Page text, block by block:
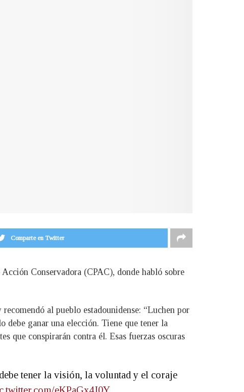
Comparte en Twitter
Conservadora (CPAC), donde habló sobre
al pueblo estadounidense: “Luchen por
debe ganar una elección. Tiene que tener la
que conspirarán contra él. Esas fuerzas oscuras
tener la visión, la voluntad y el coraje